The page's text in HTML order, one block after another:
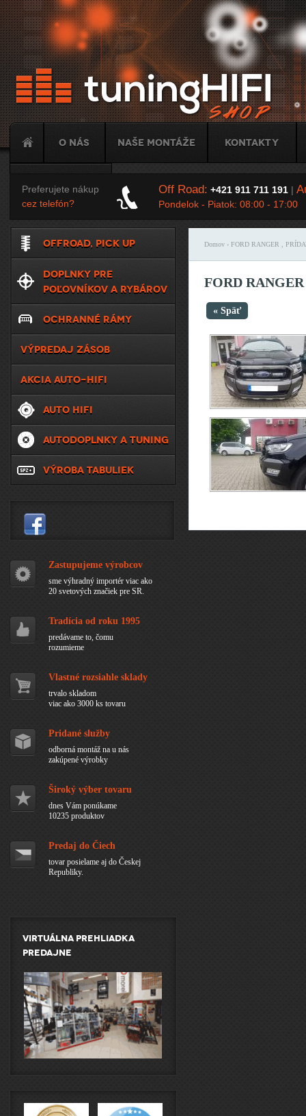
O nás Naše montáže Kontakty
Tuning
Preferujete nákup
cez telefón?
Off Road: +421 911 711 191|
Pondelok - Piatok: 08:00 - 17:00
Domov› FORD RANGER ,
FORD
« Späť
OFFROAD, PICK UP
DOPLNKY PRE
POĽOVNÍKOV A RYBÁROV
OCHRANNÉ RÁMY
VÝPREDAJ ZÁSOB
AKCIA AUTO-HIFI
AUTO HIFI
AUTODOPLNKY A TUNING
VÝROBA TABULIEK
Zastupujeme výrobcov
sme výhradný importér viac ako
20 svetových značiek pre SR.
Tradícia od roku 1995
predávame to, čomu
rozumieme
Vlastné rozsiahle sklady
trvalo skladom
viac ako 3000 ks tovaru
Pridané služby
odborná montáž na u nás
zakúpené výrobky
Široký výber tovaru
dnes Vám ponúkame
10235 produktov
Predaj do Čiech
tovar posielame aj do Českej
Republiky.
Virtuálna prehliadka
predajne